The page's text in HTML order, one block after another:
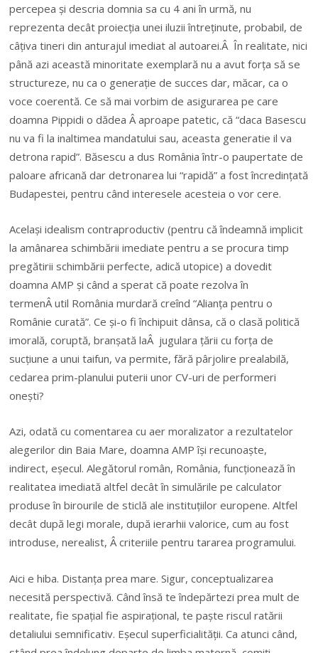
percepea și descria domnia sa cu 4 ani în urmă, nu
reprezenta decât proiecția unei iluzii întreținute, probabil, de
câțiva tineri din anturajul imediat al autoarei.Â În realitate, nici
până azi această minoritate exemplară nu a avut forța să se
structureze, nu ca o generație de succes dar, măcar, ca o
voce coerentă. Ce să mai vorbim de asigurarea pe care
doamna Pippidi o dădea Â aproape patetic, că “daca Basescu
nu va fi la inaltimea mandatului sau, aceasta generatie il va
detrona rapid”. Băsescu a dus România într-o paupertate de
paloare africană dar detronarea lui “rapidă” a fost încredințată
Budapestei, pentru când interesele acesteia o vor cere.
Același idealism contraproductiv (pentru că îndeamnă implicit
la amânarea schimbării imediate pentru a se procura timp
pregătirii schimbării perfecte, adică utopice) a dovedit
doamna AMP și când a sperat că poate rezolva în
termenÂ util România murdară creînd “Alianța pentru o
Românie curată”. Ce și-o fi închipuit dânsa, că o clasă politică
imorală, coruptă, branșată laÂ jugulara țării cu forța de
sucțiune a unui taifun, va permite, fără pârjolire prealabilă,
cedarea prim-planului puterii unor CV-uri de performeri
onești?
Azi, odată cu comentarea cu aer moralizator a rezultatelor
alegerilor din Baia Mare, doamna AMP își recunoaște,
indirect, eșecul. Alegătorul român, România, funcționează în
realitatea imediată altfel decât în simulările pe calculator
produse în birourile de sticlă ale instituțiilor europene. Altfel
decât după legi morale, după ierarhii valorice, cum au fost
introduse, nerealist, Â criteriile pentru tararea programului.
Aici e hiba. Distanța prea mare. Sigur, conceptualizarea
necesită perspectivă. Când însă te îndepărtezi prea mult de
realitate, fie spațial fie aspirațional, te paște riscul ratării
detaliului semnificativ. Eșecul superficialității. Ca atunci când,